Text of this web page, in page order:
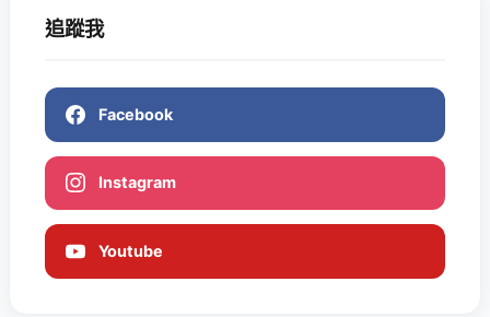
追蹤我
Facebook
Instagram
Youtube